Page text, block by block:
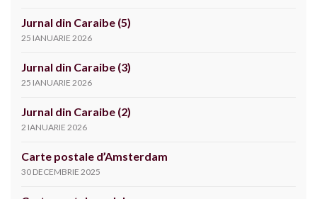
Jurnal din Caraibe (5)
25 IANUARIE 2026
Jurnal din Caraibe (3)
25 IANUARIE 2026
Jurnal din Caraibe (2)
2 IANUARIE 2026
Carte postale d’Amsterdam
30 DECEMBRIE 2025